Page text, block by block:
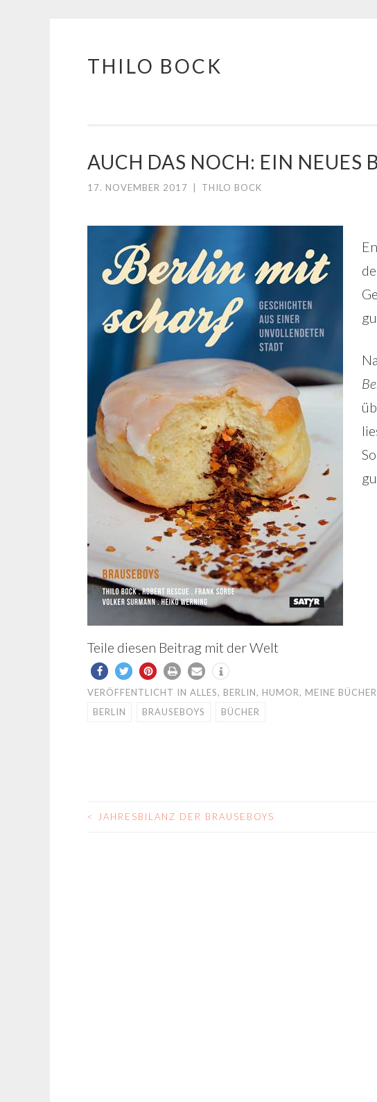
Springe
THILO BOCK
AUCH DAS NOCH: EIN NEUES
17. NOVEMBER 2017 THILO BOCK
Teile diesen Beitrag mit der Welt
VERÖFFENTLICHT IN ALLES, BERLIN, HUMOR, MEINE BÜCHER
BERLIN
BRAUSEBOYS BÜCHER
BEITRAGS-
< JAHRESBILANZ DER BRAUSEBOYS